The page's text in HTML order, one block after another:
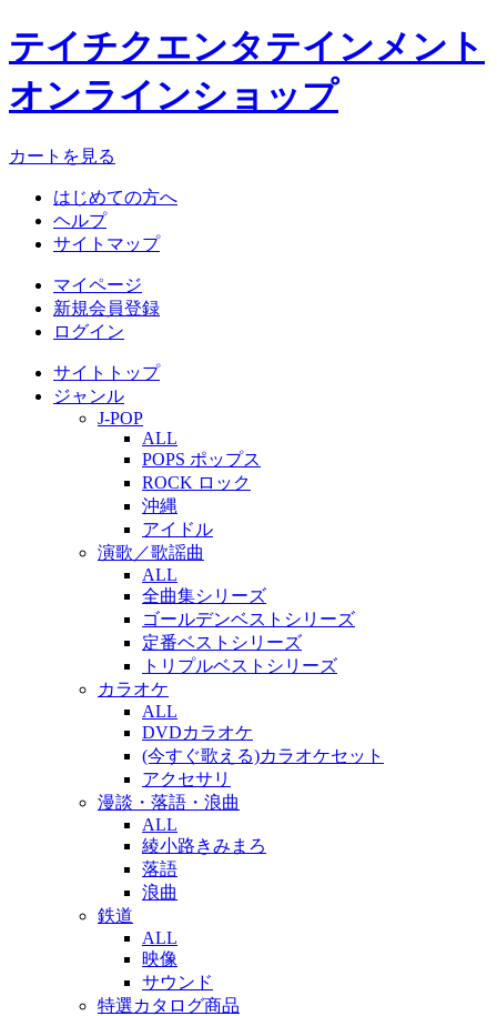
テイチクエンタテインメント
オンラインショップ
カートを見る
はじめての方へ
ヘルプ
サイトマップ
マイページ
新規会員登録
ログイン
サイトトップ
ジャンル
J-POP
ALL
POPS ポップス
ROCK ロック
沖縄
アイドル
演歌／歌謡曲
ALL
全曲集シリーズ
ゴールデンベストシリーズ
定番ベストシリーズ
トリプルベストシリーズ
カラオケ
ALL
DVDカラオケ
(今すぐ歌える)カラオケセット
アクセサリ
漫談・落語・浪曲
ALL
綾小路きみまろ
落語
浪曲
鉄道
ALL
映像
サウンド
特選カタログ商品